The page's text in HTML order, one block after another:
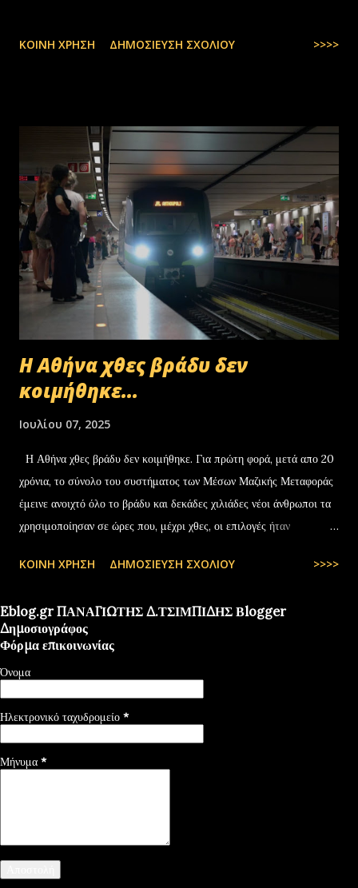
ΚΟΙΝΉ ΧΡΉΣΗ ΔΗΜΟΣΊΕΥΣΗ ΣΧΟΛΊΟΥ >>>>
Η Αθήνα χθες βράδυ δεν
κοιμήθηκε...
Ιουλίου 07, 2025
Η Αθήνα χθες βράδυ δεν κοιμήθηκε. Για πρώτη φορά, μετά απο 20
χρόνια, το σύνολο του συστήματος των Μέσων Μαζικής Μεταφοράς
έμεινε ανοιχτό όλο το βράδυ και δεκάδες χιλιάδες νέοι άνθρωποι τα
χρησιμοποίησαν σε ώρες που, μέχρι χθες, οι επιλογές ήταν
2025
ΚΟΙΝΉ ΧΡΉΣΗ ΔΗΜΟΣΊΕΥΣΗ ΣΧΟΛΊΟΥ >>>>
Eblog.gr ΠΑΝΑΓΙΩΤΗΣ Δ.ΤΣΙΜΠΙΔΗΣ Βlogger
Δημοσιογράφος
Φόρμα επικοινωνίας
Όνομα
Ηλεκτρονικό ταχυδρομείο *
Μήνυμα *